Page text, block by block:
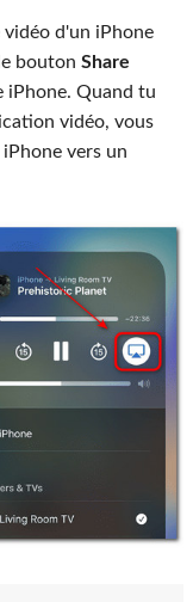
d'un iPhone
bouton Share
Quand tu
vidéo, vous
vers un